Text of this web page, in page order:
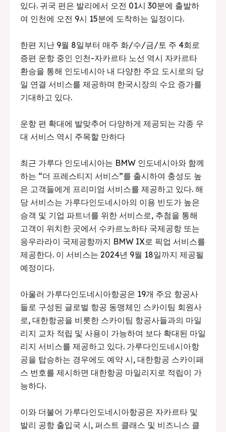
있다. 귀국 편은 발리에서 오전 01시 30분에 출발하
여 인천에 오전 9시 15분에 도착하는 일정이다.
한편 지난 9월 8일부터 매주 화/수/금/토 주 4회로
증편 운항 중인 인천-자카르타 노선 역시 자카르타
환승을 통해 인도네시아 내 다양한 주요 도시로의 당
일 연결 서비스를 제공하며 한국시장의 수요 증가를
기대하고 있다.
운항 편 확대에 발맞추어 다양하게 제공되는 각종 우
대 서비스 역시 주목할 만하다
최근 가루다 인도네시아는 BMW 인도네시아와 함께
하는 “더 프레스티지 서비스”를 출시하여 충성도 높
은 고객들에게 프리미엄 서비스를 제공하고 있다. 해
당 서비스는 가루다인도네시아의 이용 빈도가 높은
승객 및 기업 파트너를 위한 서비스로, 추첨을 통해
고객이 위치한 곳에서 수카르노하타 국제공항 또는
응우라라이 국제공항까지 BMW IX로 픽업 서비스를
제공한다. 이 서비스는 2024년 9월 18일까지 제공될
예정이다.
아울러 가루다인도네시아항공은 19개 주요 항공사
들로 구성된 글로벌 항공 동맹체인 스카이팀 회원사
로, 대한항공을 비롯한 스카이팀 항공사들과의 마일
리지 교차 적립 및 사용이 가능하여 보다 확대된 마일
리지 서비스를 제공하고 있다. 가루다인도네시아항
공을 탑승하는 경우에도 예약 시, 대한항공 스카이패
스 번호를 제시하면 대한항공 마일리지로 적립이 가
능하다.
이와 더불어 가루다인도네시아항공은 자카르타 및
발리 공항 출입국 시, 퍼스트 클래스 및 비즈니스 클